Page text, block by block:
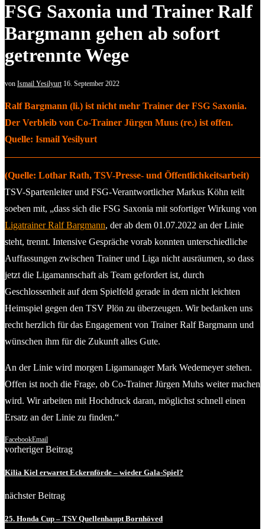
FSG Saxonia und Trainer Ralf
Bargmann gehen ab sofort
getrennte Wege
von Ismail Yesilyurt 16. September 2022
Ralf Bargmann (li.) ist nicht mehr Trainer der FSG Saxonia.
Der Verbleib von Co-Trainer Jürgen Muus (re.) ist offen.
Quelle: Ismail Yesilyurt
(Quelle: Lothar Rath, TSV-Presse- und Öffentlichkeitsarbeit)
TSV-Spartenleiter und FSG-Verantwortlicher Markus Köhn teilt
soeben mit, „dass sich die FSG Saxonia mit sofortiger Wirkung von
Ligatrainer Ralf Bargmann, der ab dem 01.07.2022 an der Linie
steht, trennt. Intensive Gespräche vorab konnten unterschiedliche
Auffassungen zwischen Trainer und Liga nicht ausräumen, so dass
jetzt die Ligamannschaft als Team gefordert ist, durch
Geschlossenheit auf dem Spielfeld gerade in dem nicht leichten
Heimspiel gegen den TSV Plön zu überzeugen. Wir bedanken uns
recht herzlich für das Engagement von Trainer Ralf Bargmann und
wünschen ihm für die Zukunft alles Gute.
An der Linie wird morgen Ligamanager Mark Wedemeyer stehen.
Offen ist noch die Frage, ob Co-Trainer Jürgen Muhs weiter machen
wird. Wir arbeiten mit Hochdruck daran, möglichst schnell einen
Ersatz an der Linie zu finden.“
FacebookEmail
vorheriger Beitrag
Kilia Kiel erwartet Eckernförde – wieder Gala-Spiel?
nächster Beitrag
25. Honda Cup – TSV Quellenhaupt Bornhöved